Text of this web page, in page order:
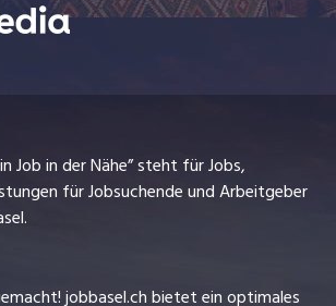
Jobs
Job in der Nähe” steht für Jobs,
für Jobsuchende und Arbeitgeber
jobbasel.ch bietet ein optimales